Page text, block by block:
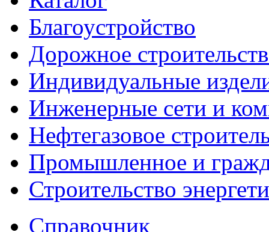
Благоустройство
Дорожное
Индивидуальные
Инженерные сети и
Нефтегазовое
Промышленное и
Строительство
Справочник